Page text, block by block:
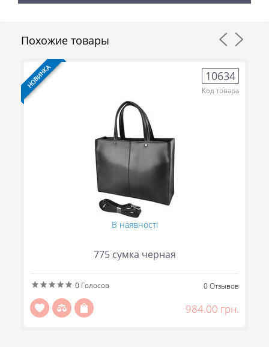
Похожие товары
НОВИНКА 10634
Код товара
В наявності
775 сумка черная
0 Голосов 0Отзывов
984.00 грн.